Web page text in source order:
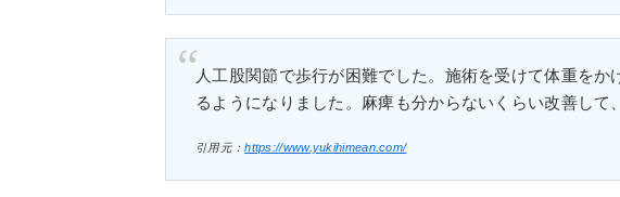
人工股関節で歩行が困難でした。施術を受けて体重を
るようになりました。麻痺も分からないくらい改善して
引用元：https://www.yukihimean.com/